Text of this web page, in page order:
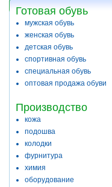
Готовая обувь
мужская обувь
женская обувь
детская обувь
спортивная обувь
специальная обувь
оптовая продажа обуви
Производство
кожа
подошва
колодки
фурнитура
химия
оборудование